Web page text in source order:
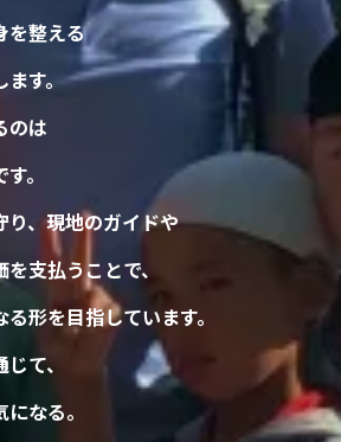
を整える
ます。
のは
。
り、現地のガイドや
支払うことで、
形を目指しています。
て、
なる。